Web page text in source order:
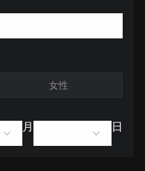
女性
月 日